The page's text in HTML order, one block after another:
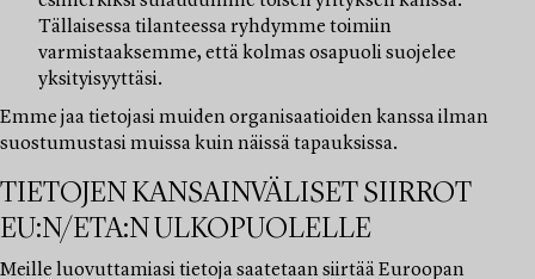
Tällaisessa tilanteessa ryhdymme toimiin
varmistaaksemme, että kolmas osapuoli suojelee
yksityisyyttäsi.
Emme jaa tietojasi muiden organisaatioiden kanssa ilman
suostumustasi muissa kuin näissä tapauksissa.
TIETOJEN KANSAINVÄLISET SIIRROT
EU:N/ETA:N ULKOPUOLELLE
Meille luovuttamiasi tietoja saatetaan siirtää Euroopan